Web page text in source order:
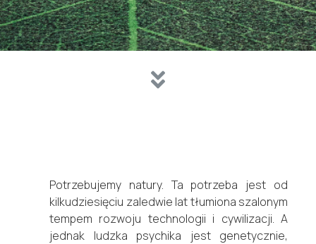
Potrzebujemy natury. Ta potrzeba jest od
kilkudziesięciu zaledwie lat tłumiona szalonym
tempem rozwoju technologii i cywilizacji. A
jednak ludzka psychika jest genetycznie,